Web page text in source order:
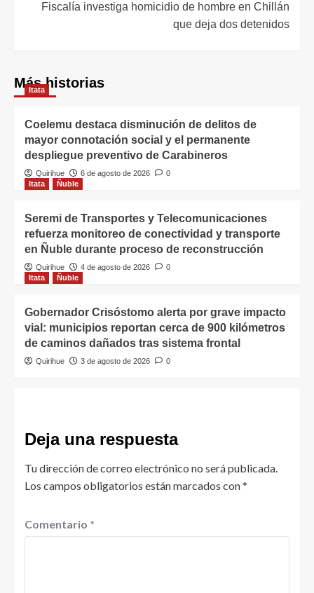
Fiscalía investiga homicidio de hombre en Chillán
que deja dos detenidos
Más historias
Itata
Coelemu destaca disminución de delitos de
mayor connotación social y el permanente
despliegue preventivo de Carabineros
Quirihue 6 de agosto de 2026
0
Itata
Ñuble
Seremi de Transportes y Telecomunicaciones
refuerza monitoreo de conectividad y transporte
en Ñuble durante proceso de reconstrucción
Quirihue 4 de agosto de 2026
0
Itata
Ñuble
Gobernador Crisóstomo alerta por grave impacto
vial: municipios reportan cerca de 900 kilómetros
de caminos dañados tras sistema frontal
Quirihue 3 de agosto de 2026 0
Deja una respuesta
Tu dirección de correo electrónico no será publicada.
Los campos obligatorios están marcados con*
Comentario *